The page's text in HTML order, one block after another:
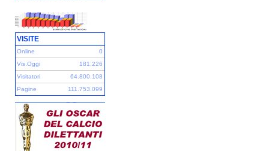
VISITE
Online
0
Vis.Oggi
181.226
Visitatori
64.800.108
Pagine
111.753.099